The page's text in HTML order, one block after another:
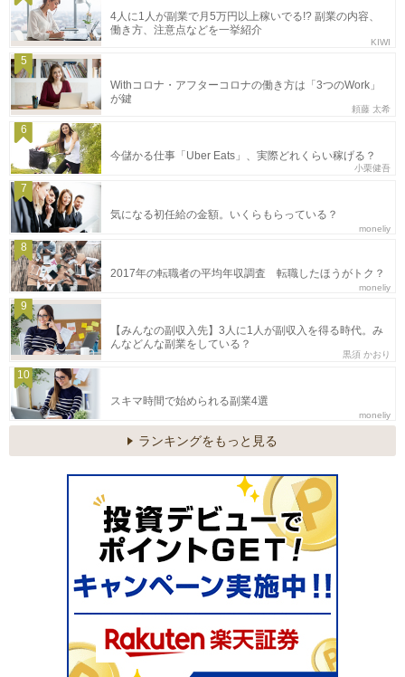
4人に1人が副業で月5万円以上稼いでる!? 副業の内容、
働き方、注意点などを一挙紹介
KIWI
5
Withコロナ・アフターコロナの働き方は「3つのWork」
が鍵
頼藤 太希
6
今儲かる仕事「Uber Eats」、実際どれくらい稼げる？
小栗健吾
7
気になる初任給の金額。いくらもらっている？
moneliy
8
2017年の転職者の平均年収調査 転職したほうがトク？
moneliy
9
【みんなの副収入先】3人に1人が副収入を得る時代。み
んなどんな副業をしている？
黒須 かおり
10
スキマ時間で始められる副業4選
moneliy
ランキングをもっと見る